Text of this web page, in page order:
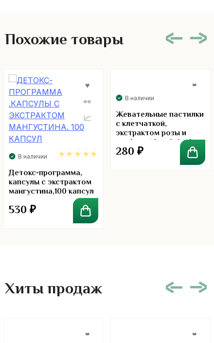
Похожие товары
В наличии
5.00
Детокс-программа,
капсулы с экстрактом
мангустина,100 капсул
530 ₽
В наличии
Жевательные пастилки
с клетчаткой,
экстрактом розы и
трифалой handy herb
fiber flow
280 ₽
Хиты продаж